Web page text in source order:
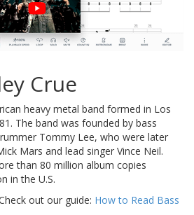
Crue
heavy metal band formed in Los
The band was founded by bass
Tommy Lee, who were later
Mars and lead singer Vince Neil.
than 80 million album copies
in the U.S.
out our guide: How to Read Bass